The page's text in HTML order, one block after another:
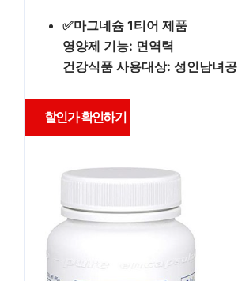
✅마그네슘 1티어 제품
영양제 기능: 면역력
건강식품 사용대상: 성인남녀
할인가 확인하기